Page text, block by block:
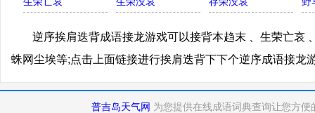
逆序挨肩迭背成语接龙游戏可以接背本趋末 、生荣亡哀
蛛网尘埃等;点击上面链接进行挨肩迭背下下个逆序成语接龙
普吉岛天气网 为您提供在线成语词典查询让您方